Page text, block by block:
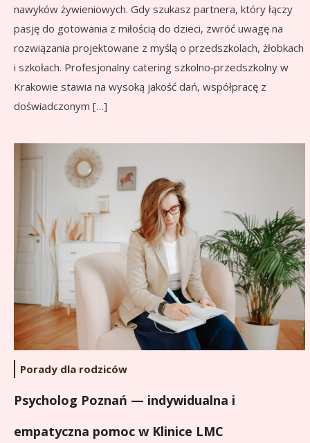
nawyków żywieniowych. Gdy szukasz partnera, który łączy
pasję do gotowania z miłością do dzieci, zwróć uwagę na
rozwiązania projektowane z myślą o przedszkolach, żłobkach
i szkołach. Profesjonalny catering szkolno‑przedszkolny w
Krakowie stawia na wysoką jakość dań, współpracę z
doświadczonym […]
Porady dla rodziców
Psycholog Poznań — indywidualna i
empatyczna pomoc w Klinice LMC